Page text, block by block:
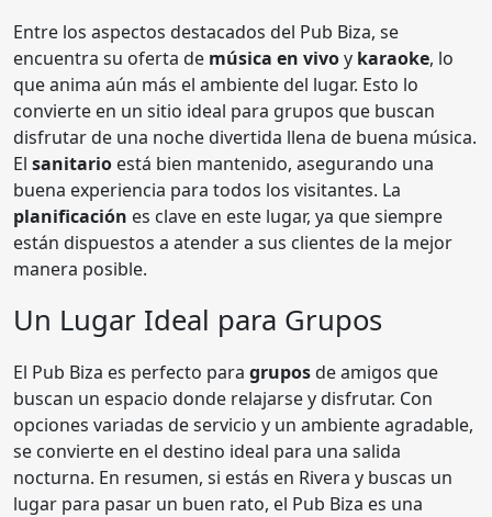
Entre los aspectos destacados del Pub Biza, se
encuentra su oferta de música en vivoy karaoke, lo
que anima aún más el ambiente del lugar. Esto lo
convierte en un sitio ideal para grupos que buscan
disfrutar de una noche divertida llena de buena música.
El sanitario está bien mantenido, asegurando una
buena experiencia para todos los visitantes. La
planificación es clave en este lugar, ya que siempre
están dispuestos a atender a sus clientes de la mejor
manera posible.
Un Lugar Ideal para Grupos
El Pub Biza es perfecto para gruposde amigos que
buscan un espacio donde relajarse y disfrutar. Con
opciones variadas de servicio y un ambiente agradable,
se convierte en el destino ideal para una salida
nocturna. En resumen, si estás en Rivera y buscas un
lugar para pasar un buen rato, el Pub Biza es una